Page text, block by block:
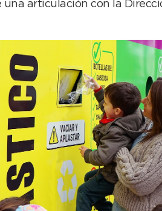
articulación con la